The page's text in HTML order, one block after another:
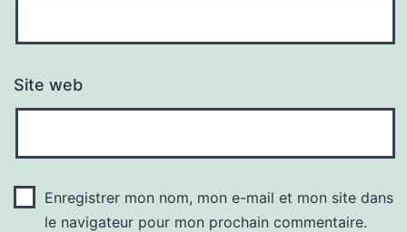
Site web
Enregistrer mon nom, mon e-mail et mon site dans
le navigateur pour mon prochain commentaire.